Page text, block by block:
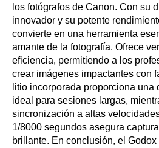
los fotógrafos de Canon. Con su
innovador y su potente
convierte en una herramienta
amante de la fotografía. Ofrece
eficiencia, permitiendo a los
crear imágenes impactantes con
litio incorporada proporciona una
ideal para sesiones largas,
sincronización a altas
1/8000 segundos asegura
brillante. En conclusión, el